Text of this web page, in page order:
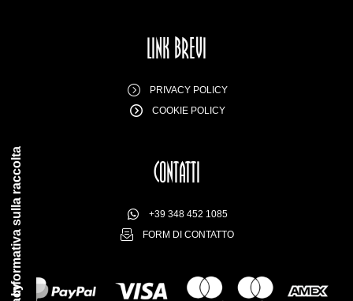
LINK BREVI
PRIVACY POLICY
COOKIE POLICY
CONTATTI
+39 348 452 1085
FORM DI CONTATTO
Informativa sulla raccolta